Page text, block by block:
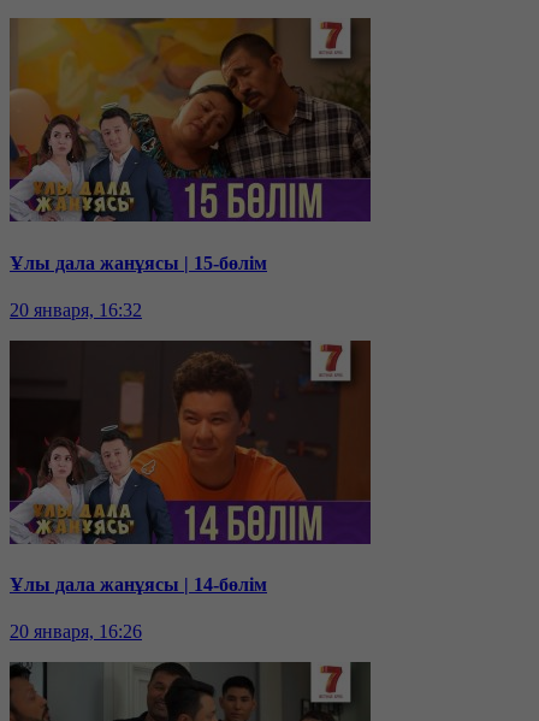
Ұлы дала жанұясы | 15-бөлім
20 января, 16:32
Ұлы дала жанұясы | 14-бөлім
20 января, 16:26